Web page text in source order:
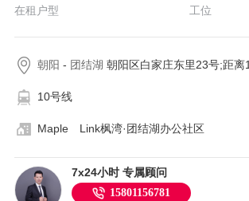
在租户型 工位
朝阳 - 团结湖 朝阳区白家庄东里23号;距离10
10号线
Maple Link枫湾·团结湖办公社区
7x24小时 专属顾问
15801156781